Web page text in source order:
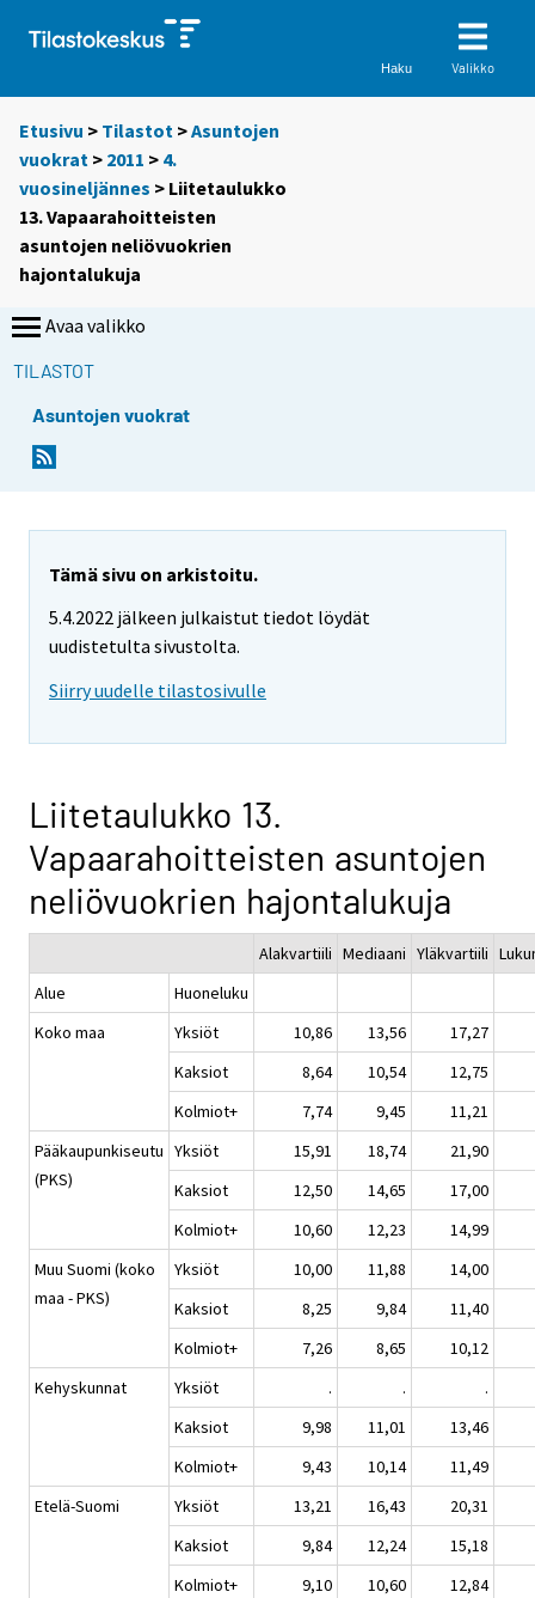
Haku Valikko
Etusivu > Tilastot >Asuntojen
vuokrat > 2011 > 4.
vuosineljännes > Liitetaulukko
13. Vapaarahoitteisten
asuntojen neliövuokrien
hajontalukuja
Avaa valikko
TILASTOT
Asuntojen vuokrat
Tämä sivu on arkistoitu.
5.4.2022 jälkeen julkaistut tiedot löydät
uudistetulta sivustolta.
Siirry uudelle tilastosivulle
Liitetaulukko 13.
Vapaarahoitteisten asuntojen
neliövuokrien hajontalukuja
Alakvartiili Mediaani Yläkvartiili
Alue
Huoneluku
Koko maa
Yksiöt 10,86 13,56
17,27
Kaksiot
8,64 10,54
12,75
Kolmiot+
7,74 9,45
11,21
Pääkaupunkiseutu
(PKS)
Yksiöt 15,91 18,74
21,90
Kaksiot
12,50 14,65
17,00
Kolmiot+
10,60 12,23
14,99
Muu Suomi (koko
maa - PKS)
Yksiöt 10,00 11,88
14,00
Kaksiot
8,25 9,84
11,40
Kolmiot+
7,26 8,65
10,12
Kehyskunnat
Yksiöt . .
.
Kaksiot
9,98 11,01
13,46
Kolmiot+
9,43 10,14
11,49
Etelä-Suomi
Yksiöt 13,21 16,43
20,31
Kaksiot
9,84 12,24
15,18
Kolmiot+
9,10 10,60
12,84